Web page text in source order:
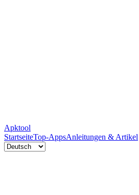
Apktool
StartseiteTop-AppsAnleitungen & Artikel